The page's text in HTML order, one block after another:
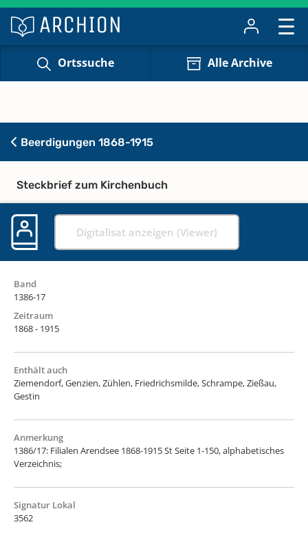
Ortssuche Alle Archive
Beerdigungen 1868-1915
Steckbrief zum Kirchenbuch
Digitalisat anzeigen (Viewer)
Band
1386-17
Zeitraum
1868 - 1915
Enthält auch
Ziemendorf, Genzien, Zühlen, Friedrichsmilde, Schrampe, Zießau,
Gestin
Anmerkung
1386/17: Filialen Arendsee 1868-1915 St Seite 1-150, alphabetisches
Verzeichnis;
Signatur Lokal
3562